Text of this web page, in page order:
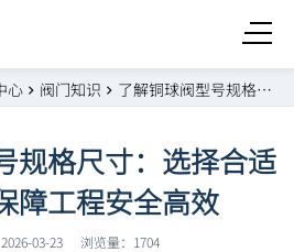
心 阀门知识 了解铜球阀型号规格尺寸：选择合适铜球阀，保障工程安全高效
规格尺寸：选择合适
障工程安全高效
03-23 浏览量：1704